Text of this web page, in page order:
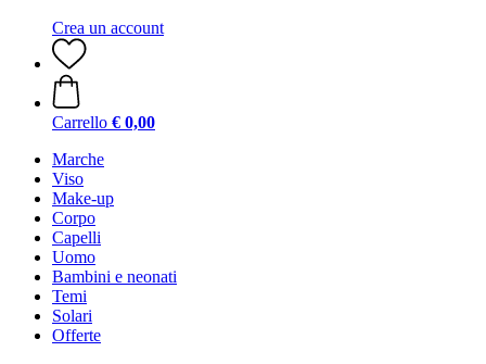
Crea un account
Carrello € 0,00
Marche
Viso
Make-up
Corpo
Capelli
Uomo
Bambini e neonati
Temi
Solari
Offerte